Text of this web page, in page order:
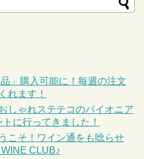
」購入可能に！毎週の注文
れます！
しゃれステテコのパイオニア
に行ってきました！
こそ！ワイン通をも唸らせ
CLUB♪